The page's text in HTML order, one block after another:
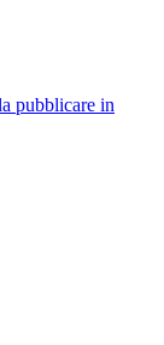
pubblicare in